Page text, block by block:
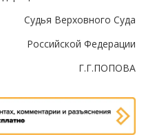
Судья Верховного Суда
Российской Федерации
Г.Г.ПОПОВА